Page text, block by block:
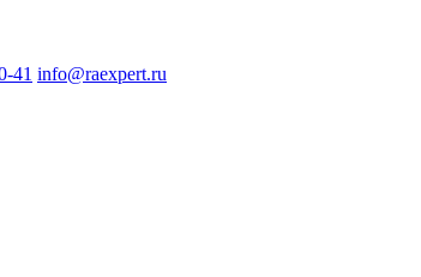
41 info@raexpert.ru